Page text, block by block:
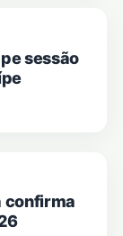
sessão
confirma